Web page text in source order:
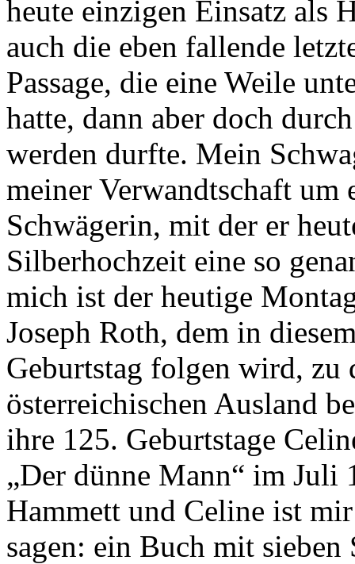
heute einzigen Einsatz als
auch die eben fallende
Passage, die eine Weile
hatte, dann aber doch
werden durfte. Mein
meiner Verwandtschaft um
Schwägerin, mit der er
Silberhochzeit eine so
mich ist der heutige
Joseph Roth, dem in
Geburtstag folgen wird, zu
österreichischen Ausland
ihre 125. Geburtstage
„Der dünne Mann“ im Juli
Hammett und Celine ist
sagen: ein Buch mit